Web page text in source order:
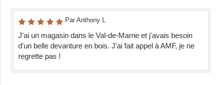
Par Anthony L
J'ai un magasin dans le Val-de-Marne et j'avais besoin
d'un belle devanture en bois. J'ai fait appel à AMF, je ne
regrette pas !